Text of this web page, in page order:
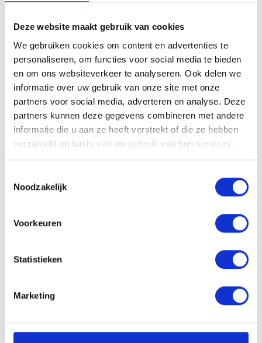
Deze website maakt gebruik van cookies
We gebruiken cookies om content en advertenties te
personaliseren, om functies voor social media te bieden
en om ons websiteverkeer te analyseren. Ook delen we
informatie over uw gebruik van onze site met onze
partners voor social media, adverteren en analyse. Deze
partners kunnen deze gegevens combineren met andere
informatie die u aan ze heeft verstrekt of die ze hebben
verzameld op basis van uw gebruik van hun services.
Noodzakelijk
Voorkeuren
Statistieken
Marketing
Concap Energy Gel
FastCarb Mango 40g
1.65€
Concap Energy Gel
Orange 60ml Limited
edition!
2.60€
Concap Energy Gel
Concap Energy Gel super
2.20€
Concap high NRG gel
sour appel 60g
Concap high NRG gel
2.40€
Concap High NRG Gel
Watermelon 60g
2.40€